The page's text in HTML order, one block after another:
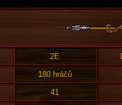
2E
180 hráčů
41